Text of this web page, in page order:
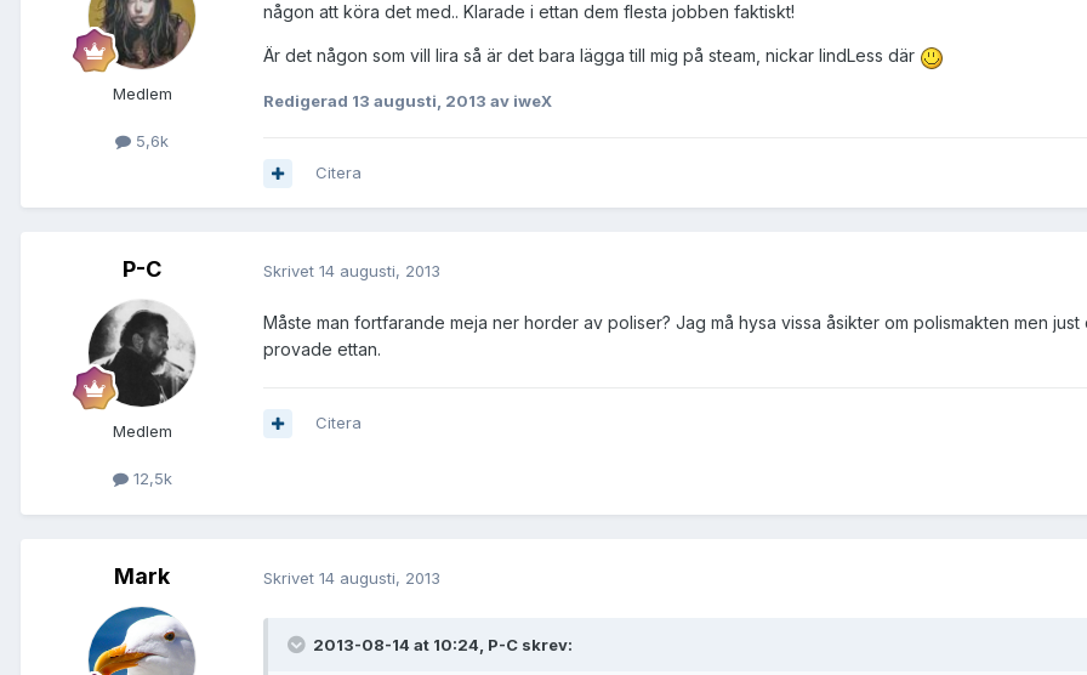
Medlem
5,6k
någon att köra det med.. Klarade i ettan dem flesta jobben faktiskt!
Är det någon som vill lira så är det bara lägga till mig på steam, nickar lindLess där
Redigerad 13 augusti, 2013 av iweX
Citera
P-C
Medlem
12,5k
Skrivet 14 augusti, 2013
Måste man fortfarande meja ner horder av poliser? Jag må hysa vissa åsikter om polismakten men
provade ettan.
Citera
Mark Skrivet 14 augusti, 2013
2013-08-14 at 10:24, P-C skrev: